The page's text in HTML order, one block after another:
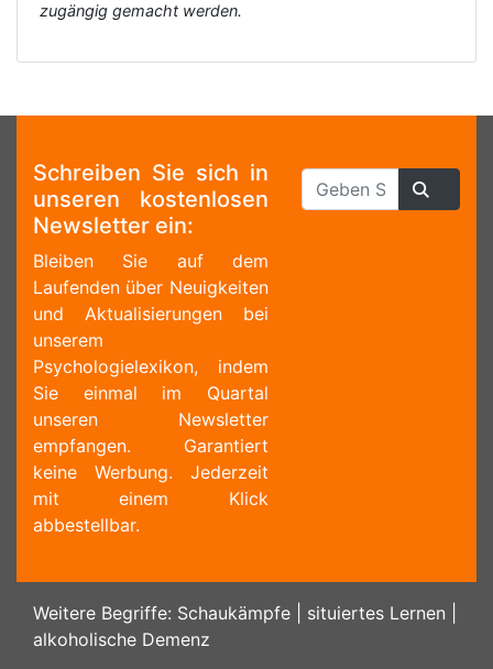
zugängig gemacht werden.
Schreiben Sie sich in
unseren kostenlosen
Newsletter ein:
Bleiben Sie auf dem
Laufenden über Neuigkeiten
und Aktualisierungen bei
unserem
Psychologielexikon, indem
Sie einmal im Quartal
unseren Newsletter
empfangen. Garantiert
keine Werbung. Jederzeit
mit einem Klick
abbestellbar.
Weitere Begriffe: Schaukämpfe situiertes Lernen
alkoholische Demenz